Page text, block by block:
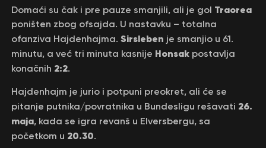
Domaći su čak i pre pauze smanjili, ali je gol Traorea
poništen zbog ofsajda. U nastavku – totalna
ofanziva Hajdenhajma. Sirsleben je smanjio u 61.
minutu, a već tri minuta kasnije Honsakpostavlja
konačnih 2:2.
Hajdenhajm je jurio i potpuni preokret, ali će se
pitanje putnika/povratnika u Bundesligu rešavati 26.
maja, kada se igra revanš u Elversbergu, sa
početkom u 20.30.